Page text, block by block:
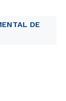
DE